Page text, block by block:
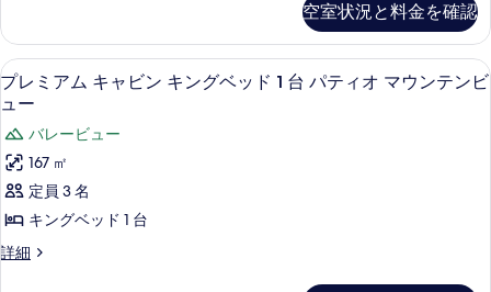
ー
の
す
べ
て
の
写
真
ー
詳
細
ッ
ド
(複
数
台)
パ
テ
オ
ム
キ
ャ
ビ
ン
ベ
ッ
ド
(複
数
パ
空室状況と料金を確認
プ
レ
ミ
ア
ム
キ
ャ
プレミアム キャビン キングベッド 1
2
プレミアム キャビン キングベッド 1 台 パティオ マウンテンビ
ュー
バレービュー
167 ㎡
定員 3 名
キングベッド 1 台
詳細
プ